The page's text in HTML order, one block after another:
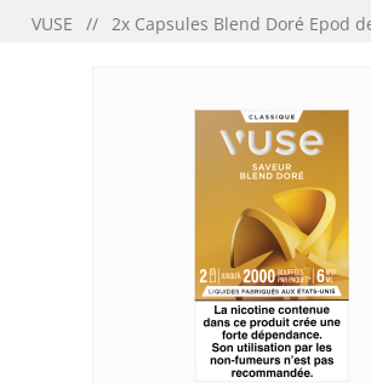
VUSE
2x Capsules Blend Doré Epod